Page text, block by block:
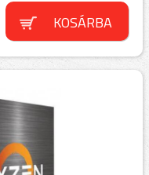
KOSÁRBA